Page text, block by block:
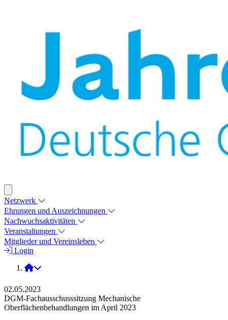
Netzwerk
Ehrungen und Auszeichnungen
Nachwuchsaktivitäten
Veranstaltungen
Mitglieder und Vereinsleben
Login
2023
02.05.2023
DGM-Fachausschusssitzung Mechanische
Oberflächenbehandlungen im April 2023